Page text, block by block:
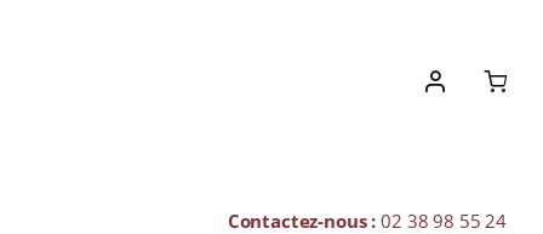
Contactez-nous :02 38 98 55 24